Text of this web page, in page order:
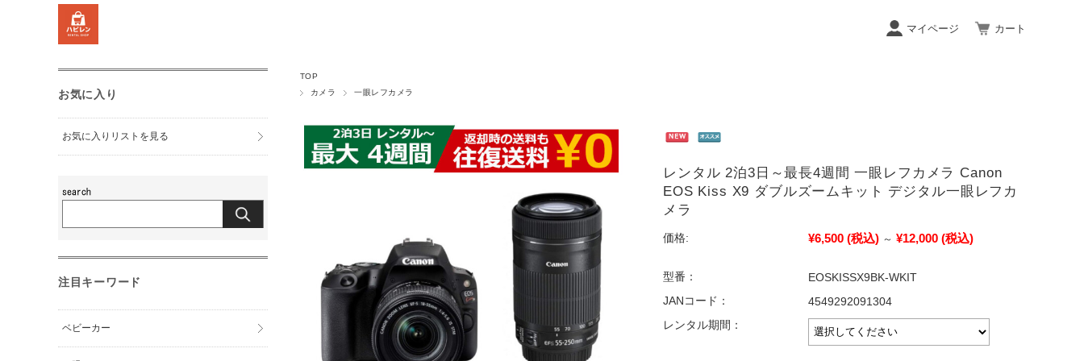
マイページ カート
TOP
カメラ
一眼レフカメラ
レンタル 2泊3日～最長4週間 一眼レフカメラ Canon
EOS Kiss X9 ダブルズームキット デジタル一眼レフカ
メラ
価格: ¥6,500 (税込) ～ ¥12,000 (税込)
型番：
EOSKISSX9BK-WKIT
JANコード：
4549292091304
レンタル期間：
お気に入り
お気に入りリストを見る
注目キーワード
ベビーカー